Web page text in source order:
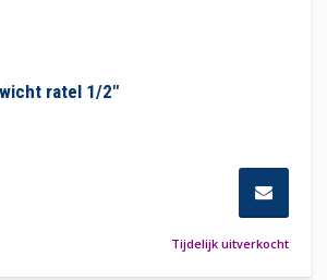
ratel 1/2"
Tijdelijk uitverkocht